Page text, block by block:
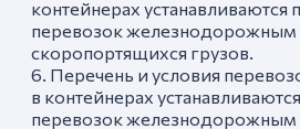
контейнерах устанавливаются
перевозок железнодорожным
скоропортящихся грузов.
6. Перечень и условия
в контейнерах
перевозок железнодорожным